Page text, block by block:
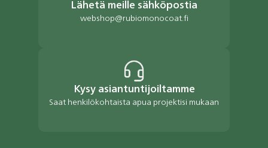
Lähetä meille sähköpostia
webshop@rubiomonocoat.fi
Kysy asiantuntijoiltamme
Saat henkilökohtaista apua projektisi mukaan